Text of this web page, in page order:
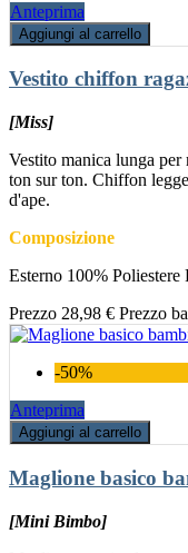
Anteprima
Aggiungi al carrello
Vestito chiffon
[Miss]
Vestito manica lunga
ton sur ton. Chiffon
d'ape.
Composizione
Esterno 100% Poliestere
Prezzo 28,98 € Prezzo
-50%
Anteprima
Aggiungi al carrello
Maglione basico
[Mini Bimbo]